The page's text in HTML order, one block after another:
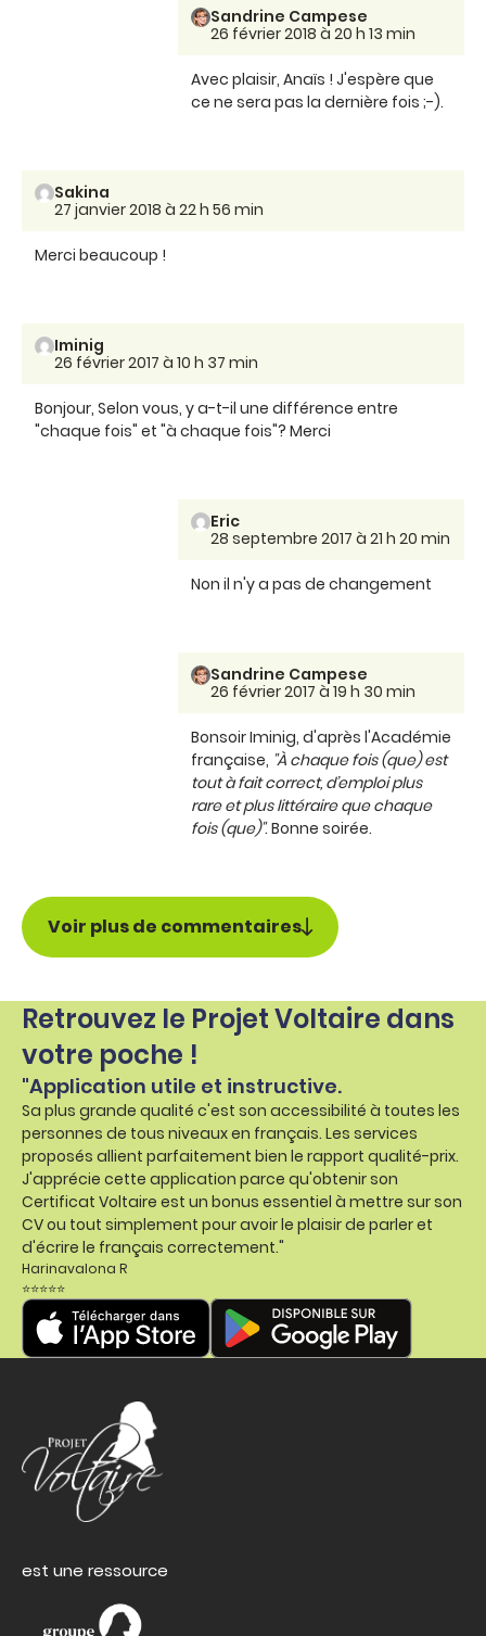
Sandrine Campese
26 février 2018 à 20 h 13 min
Avec plaisir, Anaïs ! J'espère que
ce ne sera pas la dernière fois ;-).
Sakina
27 janvier 2018 à 22 h 56 min
Merci beaucoup !
Iminig
26 février 2017 à 10 h 37 min
Bonjour, Selon vous, y a-t-il une différence entre
"chaque fois" et "à chaque fois"? Merci
Eric
28 septembre 2017 à 21 h 20 min
Non il n'y a pas de changement
Sandrine Campese
26 février 2017 à 19 h 30 min
Bonsoir Iminig, d'après l'Académie
française, "À chaque fois (que) est
tout à fait correct, d’emploi plus
rare et plus littéraire que chaque
fois (que)". Bonne soirée.
Voir plus de commentaires
Retrouvez le Projet Voltaire dans
votre poche !
"Application utile et instructive.
Sa plus grande qualité c'est son accessibilité à toutes les
personnes de tous niveaux en français. Les services
proposés allient parfaitement bien le rapport qualité-prix.
J'apprécie cette application parce qu'obtenir son
Certificat Voltaire est un bonus essentiel à mettre sur son
CV ou tout simplement pour avoir le plaisir de parler et
d'écrire le français correctement."
Harinavalona R
⭐⭐⭐⭐⭐
est une ressource